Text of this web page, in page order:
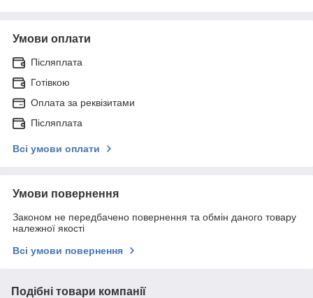
Умови оплати
Післяплата
Готівкою
Оплата за реквізитами
Післяплата
Всі умови оплати
Умови повернення
Законом не передбачено повернення та обмін даного товару
належної якості
Всі умови повернення
Подібні товари компанії